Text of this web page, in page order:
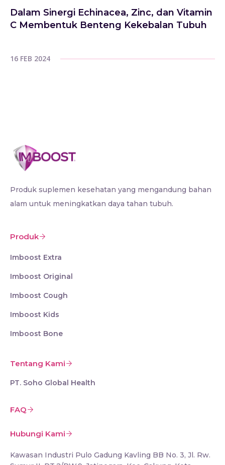
Dalam Sinergi Echinacea, Zinc, dan Vitamin
C Membentuk Benteng Kekebalan Tubuh
16 FEB 2024
Produk suplemen kesehatan yang mengandung bahan
alam untuk meningkatkan daya tahan tubuh.
Produk
Imboost Extra
Imboost Original
Imboost Cough
Imboost Kids
Imboost Bone
Tentang Kami
PT. Soho Global Health
FAQ
Hubungi Kami
Kawasan Industri Pulo Gadung Kavling BB No. 3, Jl. Rw.